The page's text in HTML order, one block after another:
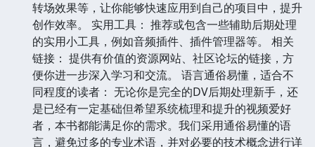
转场效果等，让你能够快速应用到自己的项目中，提升
创作效率。 实用工具： 推荐或包含一些辅助后期处理
的实用小工具，例如音频插件、插件管理器等。 相关
链接： 提供有价值的资源网站、社区论坛的链接，方
便你进一步深入学习和交流。 语言通俗易懂，适合不
同程度的读者： 无论你是完全的DV后期处理新手，还
是已经有一定基础但希望系统梳理和提升的视频爱好
者，本书都能满足你的需求。我们采用通俗易懂的语
言，避免过多的专业术语，并对必要的技术概念进行详